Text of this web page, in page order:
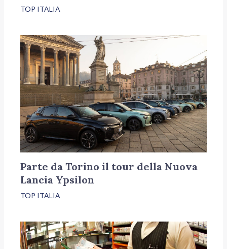
TOP ITALIA
Parte da Torino il tour della Nuova
Lancia Ypsilon
TOP ITALIA